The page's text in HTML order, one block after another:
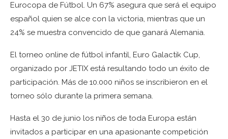
Eurocopa de Fútbol. Un 67% asegura que será el equipo
español quien se alce con la victoria, mientras que un
24% se muestra convencido de que ganará Alemania.
El torneo online de fútbol infantil, Euro Galactik Cup,
organizado por JETIX está resultando todo un éxito de
participación. Más de 10.000 niños se inscribieron en el
torneo sólo durante la primera semana.
Hasta el 30 de junio los niños de toda Europa están
invitados a participar en una apasionante competición